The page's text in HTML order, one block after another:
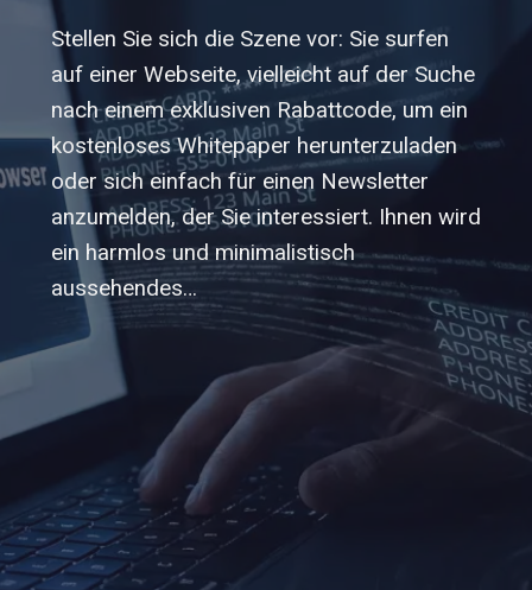
Stellen Sie sich die Szene vor: Sie surfen
auf einer Webseite, vielleicht auf der Suche
nach einem exklusiven Rabattcode, um ein
kostenloses Whitepaper herunterzuladen
oder sich einfach für einen Newsletter
anzumelden, der Sie interessiert. Ihnen wird
ein harmlos und minimalistisch
aussehendes…